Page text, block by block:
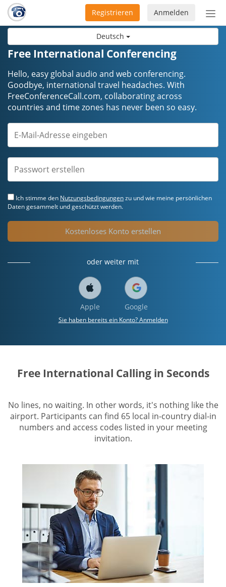
Deutsch
Anmelden
Registrieren
Free International Conferencing
Hello, easy global audio and web conferencing.
Goodbye, international travel headaches. ​​​​​​​With
FreeConferenceCall.com, collaborating across
countries and time zones has never been so easy.
Ich stimme den Nutzungsbedingungenzu und wie meine persönlichen
Daten gesammelt und geschützt werden.
Kostenloses Konto erstellen
oder weiter mit
Apple Google
Sie haben bereits ein Konto? Anmelden
Free International Calling in Seconds
No lines, no waiting. In other words, it's nothing like the
airport. Participants can find 65 local in-country dial-in
numbers and access codes listed in your meeting
invitation.